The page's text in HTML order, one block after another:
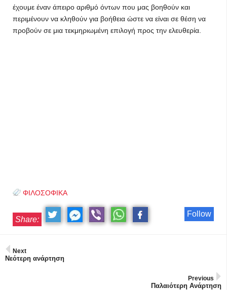
έχουμε έναν άπειρο αριθμό όντων που μας βοηθούν και
περιμένουν να κληθούν για βοήθεια ώστε να είναι σε θέση να
προβούν σε μια τεκμηριωμένη επιλογή προς την ελευθερία.
ΦΙΛΟΣΟΦΙΚΑ
Follow
Share:
Next
Νεότερη ανάρτηση
Previous
Παλαιότερη Ανάρτηση